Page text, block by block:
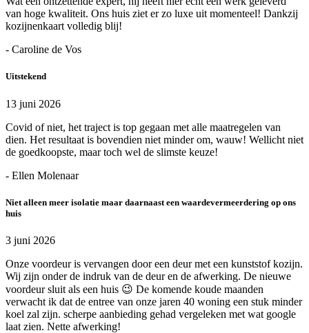
van hoge kwaliteit. Ons huis ziet er zo luxe uit momenteel! Dankzij
kozijnenkaart volledig blij!
- Caroline de Vos
Uitstekend
13 juni 2026
Covid of niet, het traject is top gegaan met alle maatregelen van
dien. Het resultaat is bovendien niet minder om, wauw! Wellicht niet
de goedkoopste, maar toch wel de slimste keuze!
- Ellen Molenaar
Niet alleen meer isolatie maar daarnaast een waardevermeerdering op ons
huis
3 juni 2026
Onze voordeur is vervangen door een deur met een kunststof kozijn.
Wij zijn onder de indruk van de deur en de afwerking. De nieuwe
voordeur sluit als een huis 😉 De komende koude maanden
verwacht ik dat de entree van onze jaren 40 woning een stuk minder
koel zal zijn. scherpe aanbieding gehad vergeleken met wat google
laat zien. Nette afwerking!